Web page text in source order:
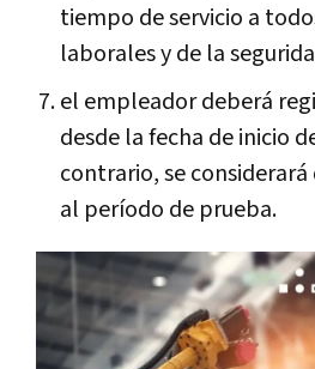
tiempo de servicio a
laborales y de la
el empleador deberá
desde la fecha de inicio
contrario, se
al período de prueba.